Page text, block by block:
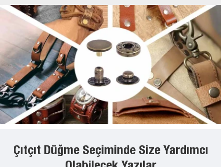
Çıtçıt Düğme Seçiminde Size Yardımcı